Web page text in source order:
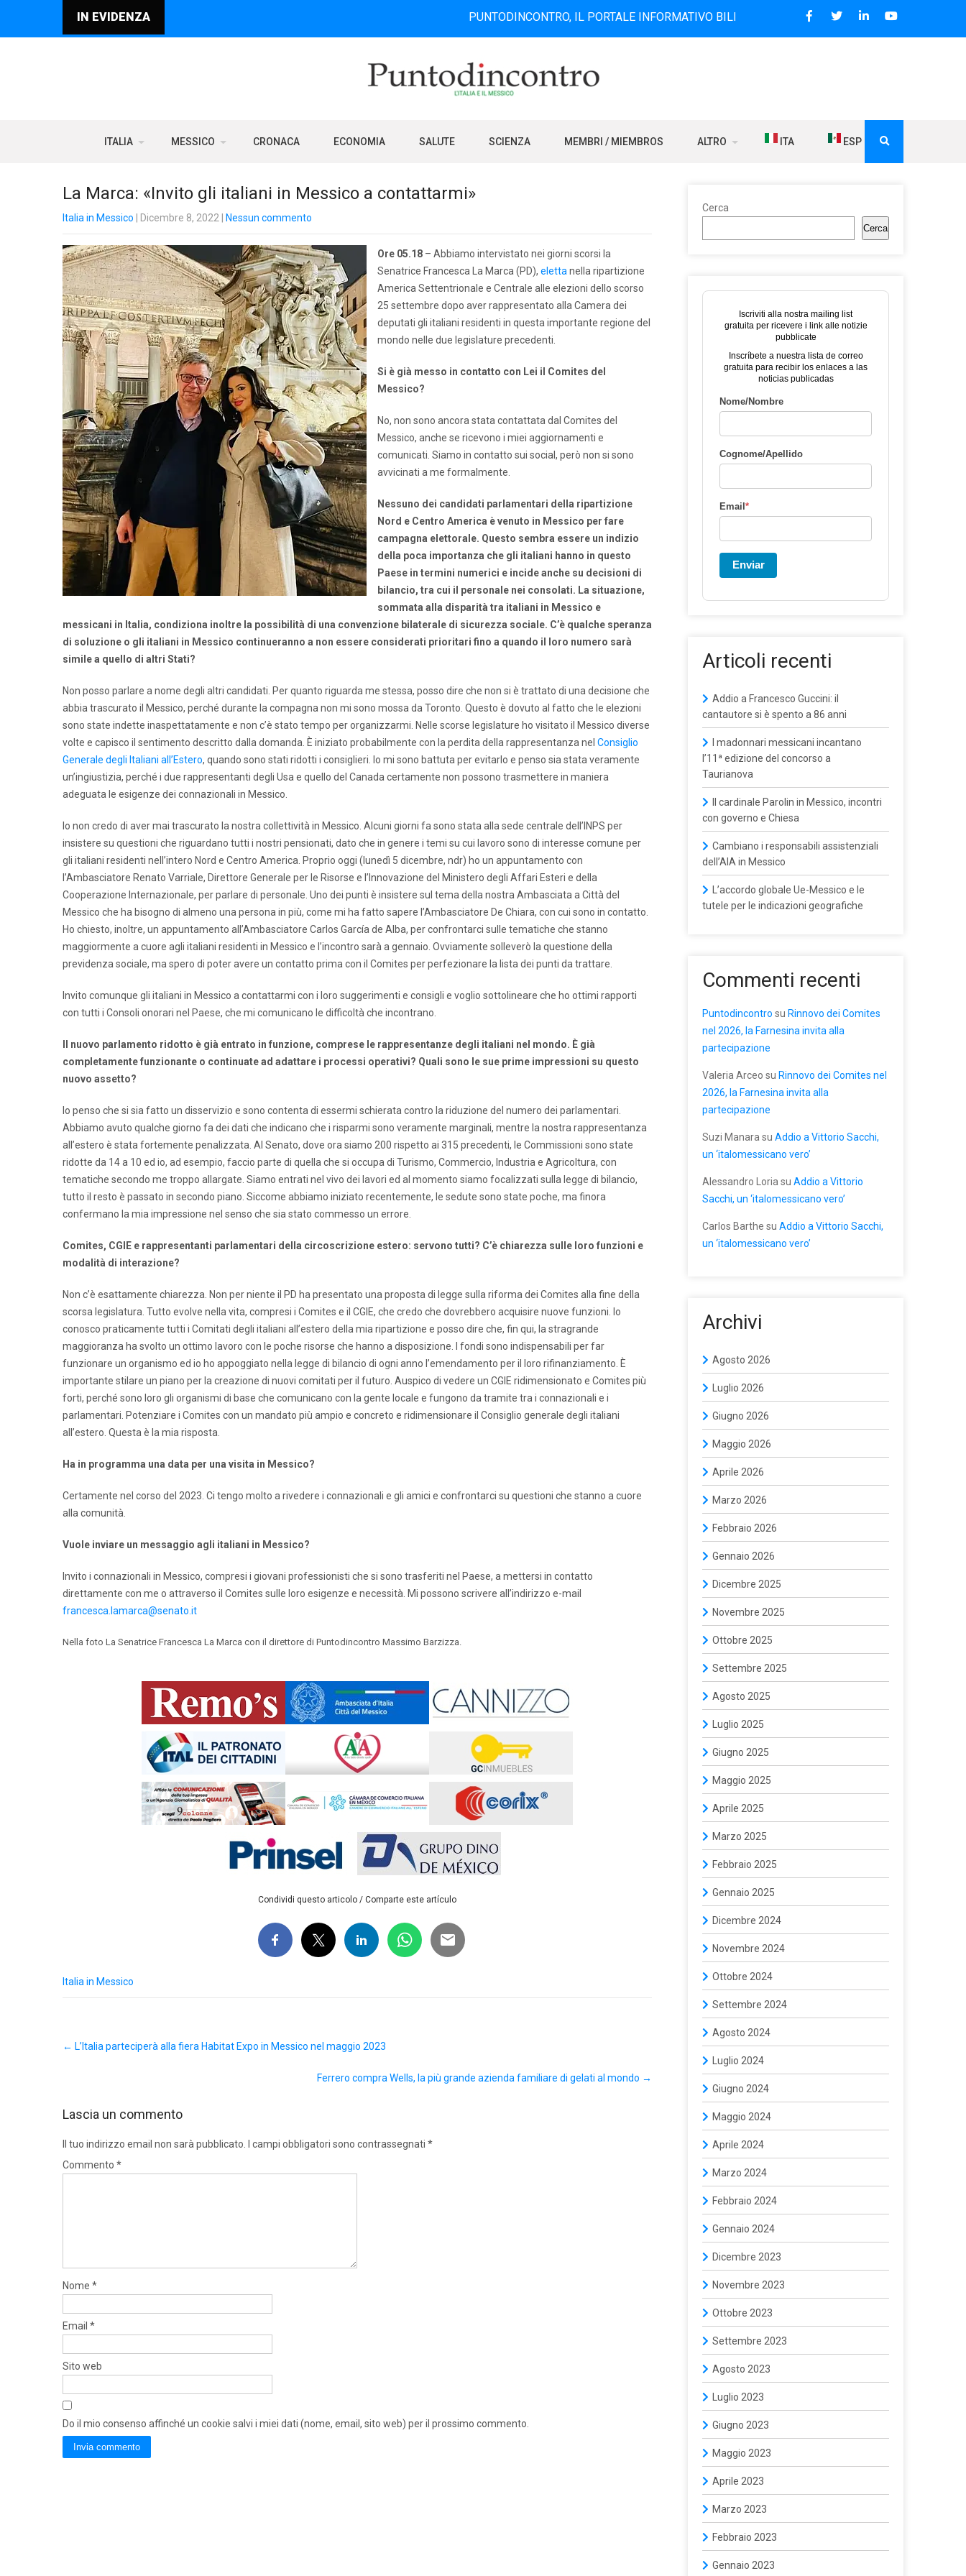
IN EVIDENZA PUNTODINCONTRO, IL PORTALE INFORMATIVO BILINGUE CHE DAL 2006 DIFFONDE NOTIZIE SUI
ITALIA MESSICO CRONACA ECONOMIA SALUTE SCIENZA MEMBRI / MIEMBROS ALTRO ITA ESP
La Marca: «Invito gli italiani in Messico a contattarmi»
Italia in Messico | Dicembre 8, 2022 Nessun commento
Ore 05.18 – Abbiamo intervistato nei giorni scorsi la
Senatrice Francesca La Marca (PD), eletta nella ripartizione
America Settentrionale e Centrale alle elezioni dello scorso
25 settembre dopo aver rappresentato alla Camera dei
deputati gli italiani residenti in questa importante regione del
mondo nelle due legislature precedenti.
Si è già messo in contatto con Lei il Comites del
Messico?
No, non sono ancora stata contattata dal Comites del
Messico, anche se ricevono i miei aggiornamenti e
comunicati. Siamo in contatto sui social, però non si sono
avvicinati a me formalmente.
Nessuno dei candidati parlamentari della ripartizione
Nord e Centro America è venuto in Messico per fare
campagna elettorale. Questo sembra essere un indizio
della poca importanza che gli italiani hanno in questo
Paese in termini numerici e incide anche su decisioni di
bilancio, tra cui il personale nei consolati. La situazione,
sommata alla disparità tra italiani in Messico e
messicani in Italia, condiziona inoltre la possibilità di una convenzione bilaterale di sicurezza sociale. C’è qualche speranza
di soluzione o gli italiani in Messico continueranno a non essere considerati prioritari fino a quando il loro numero sarà
simile a quello di altri Stati?
Non posso parlare a nome degli altri candidati. Per quanto riguarda me stessa, posso dire che non si è trattato di una decisione che
abbia trascurato il Messico, perché durante la compagna non mi sono mossa da Toronto. Questo è dovuto al fatto che le elezioni
sono state indette inaspettatamente e non c’è stato tempo per organizzarmi. Nelle scorse legislature ho visitato il Messico diverse
volte e capisco il sentimento descritto dalla domanda. È iniziato probabilmente con la perdita della rappresentanza nel Consiglio
Generale degli Italiani all’Estero, quando sono stati ridotti i consiglieri. Io mi sono battuta per evitarlo e penso sia stata veramente
un’ingiustizia, perché i due rappresentanti degli Usa e quello del Canada certamente non possono trasmettere in maniera
adeguata le esigenze dei connazionali in Messico.
Io non credo di aver mai trascurato la nostra collettività in Messico. Alcuni giorni fa sono stata alla sede centrale dell’INPS per
insistere su questioni che riguardano tutti i nostri pensionati, dato che in genere i temi su cui lavoro sono di interesse comune per
gli italiani residenti nell’intero Nord e Centro America. Proprio oggi (lunedì 5 dicembre, ndr) ho un appuntamento con
l’Ambasciatore Renato Varriale, Direttore Generale per le Risorse e l’Innovazione del Ministero degli Affari Esteri e della
Cooperazione Internazionale, per parlare di personale. Uno dei punti è insistere sul tema della nostra Ambasciata a Città del
Messico che ha bisogno di almeno una persona in più, come mi ha fatto sapere l’Ambasciatore De Chiara, con cui sono in contatto.
Ho chiesto, inoltre, un appuntamento all’Ambasciatore Carlos García de Alba, per confrontarci sulle tematiche che stanno
maggiormente a cuore agli italiani residenti in Messico e l’incontro sarà a gennaio. Ovviamente solleverò la questione della
previdenza sociale, ma spero di poter avere un contatto prima con il Comites per perfezionare la lista dei punti da trattare.
Invito comunque gli italiani in Messico a contattarmi con i loro suggerimenti e consigli e voglio sottolineare che ho ottimi rapporti
con tutti i Consoli onorari nel Paese, che mi comunicano le difficoltà che incontrano.
Il nuovo parlamento ridotto è già entrato in funzione, comprese le rappresentanze degli italiani nel mondo. È già
completamente funzionante o continuate ad adattare i processi operativi? Quali sono le sue prime impressioni su questo
nuovo assetto?
Io penso che si sia fatto un disservizio e sono contenta di essermi schierata contro la riduzione del numero dei parlamentari.
Abbiamo avuto qualche giorno fa dei dati che indicano che i risparmi sono veramente marginali, mentre la nostra rappresentanza
all’estero è stata fortemente penalizzata. Al Senato, dove ora siamo 200 rispetto ai 315 precedenti, le Commissioni sono state
ridotte da 14 a 10 ed io, ad esempio, faccio parte di quella che si occupa di Turismo, Commercio, Industria e Agricoltura, con
tematiche secondo me troppo allargate. Siamo entrati nel vivo dei lavori ed al momento siamo focalizzati sulla legge di bilancio,
tutto il resto è passato in secondo piano. Siccome abbiamo iniziato recentemente, le sedute sono state poche, ma finora
confermano la mia impressione nel senso che sia stato commesso un errore.
Comites, CGIE e rappresentanti parlamentari della circoscrizione estero: servono tutti? C’è chiarezza sulle loro funzioni e
modalità di interazione?
Non c’è esattamente chiarezza. Non per niente il PD ha presentato una proposta di legge sulla riforma dei Comites alla fine della
scorsa legislatura. Tutto evolve nella vita, compresi i Comites e il CGIE, che credo che dovrebbero acquisire nuove funzioni. Io
conosco praticamente tutti i Comitati degli italiani all’estero della mia ripartizione e posso dire che, fin qui, la stragrande
maggioranza ha svolto un ottimo lavoro con le poche risorse che hanno a disposizione. I fondi sono indispensabili per far
funzionare un organismo ed io ho appoggiato nella legge di bilancio di ogni anno l’emendamento per il loro rifinanziamento. È
importante stilare un piano per la creazione di nuovi comitati per il futuro. Auspico di vedere un CGIE ridimensionato e Comites più
forti, perché sono loro gli organismi di base che comunicano con la gente locale e fungono da tramite tra i connazionali e i
parlamentari. Potenziare i Comites con un mandato più ampio e concreto e ridimensionare il Consiglio generale degli italiani
all’estero. Questa è la mia risposta.
Ha in programma una data per una visita in Messico?
Certamente nel corso del 2023. Ci tengo molto a rivedere i connazionali e gli amici e confrontarci su questioni che stanno a cuore
alla comunità.
Vuole inviare un messaggio agli italiani in Messico?
Invito i connazionali in Messico, compresi i giovani professionisti che si sono trasferiti nel Paese, a mettersi in contatto
direttamente con me o attraverso il Comites sulle loro esigenze e necessità. Mi possono scrivere all’indirizzo e-mail
francesca.lamarca@senato.it
Nella foto La Senatrice Francesca La Marca con il direttore di Puntodincontro Massimo Barzizza.
Condividi questo articolo / Comparte este artículo
Italia in Messico
navigation
← L’Italia parteciperà alla fiera Habitat Expo in Messico nel maggio 2023
Ferrero compra Wells, la più grande azienda familiare di gelati al mondo →
Lascia un commento
Il tuo indirizzo email non sarà pubblicato. I campi obbligatori sono contrassegnati *
Commento *
Nome *
Email *
Sito web
Do il mio consenso affinché un cookie salvi i miei dati (nome, email, sito web) per il prossimo commento.
Cerca
Cerca
Iscriviti alla nostra mailing list
gratuita per ricevere i link alle notizie
pubblicate
Inscríbete a nuestra lista de correo
gratuita para recibir los enlaces a las
noticias publicadas
Nome/Nombre
Cognome/Apellido
Email *
Enviar
Articoli recenti
Addio a Francesco Guccini: il
cantautore si è spento a 86 anni
I madonnari messicani incantano
l’11ª edizione del concorso a
Taurianova
Il cardinale Parolin in Messico, incontri
con governo e Chiesa
Cambiano i responsabili assistenziali
dell’AIA in Messico
L’accordo globale Ue-Messico e le
tutele per le indicazioni geografiche
Commenti recenti
Puntodincontro su Rinnovo dei Comites
nel 2026, la Farnesina invita alla
partecipazione
Valeria Arceo su Rinnovo dei Comites nel
2026, la Farnesina invita alla
partecipazione
Suzi Manara su Addio a Vittorio Sacchi,
un ‘italomessicano vero’
Alessandro Loria su Addio a Vittorio
Sacchi, un ‘italomessicano vero’
Carlos Barthe su Addio a Vittorio Sacchi,
un ‘italomessicano vero’
Archivi
Agosto 2026
Luglio 2026
Giugno 2026
Maggio 2026
Aprile 2026
Marzo 2026
Febbraio 2026
Gennaio 2026
Dicembre 2025
Novembre 2025
Ottobre 2025
Settembre 2025
Agosto 2025
Luglio 2025
Giugno 2025
Maggio 2025
Aprile 2025
Marzo 2025
Febbraio 2025
Gennaio 2025
Dicembre 2024
Novembre 2024
Ottobre 2024
Settembre 2024
Agosto 2024
Luglio 2024
Giugno 2024
Maggio 2024
Aprile 2024
Marzo 2024
Febbraio 2024
Gennaio 2024
Dicembre 2023
Novembre 2023
Ottobre 2023
Settembre 2023
Agosto 2023
Luglio 2023
Giugno 2023
Maggio 2023
Aprile 2023
Marzo 2023
Febbraio 2023
Gennaio 2023